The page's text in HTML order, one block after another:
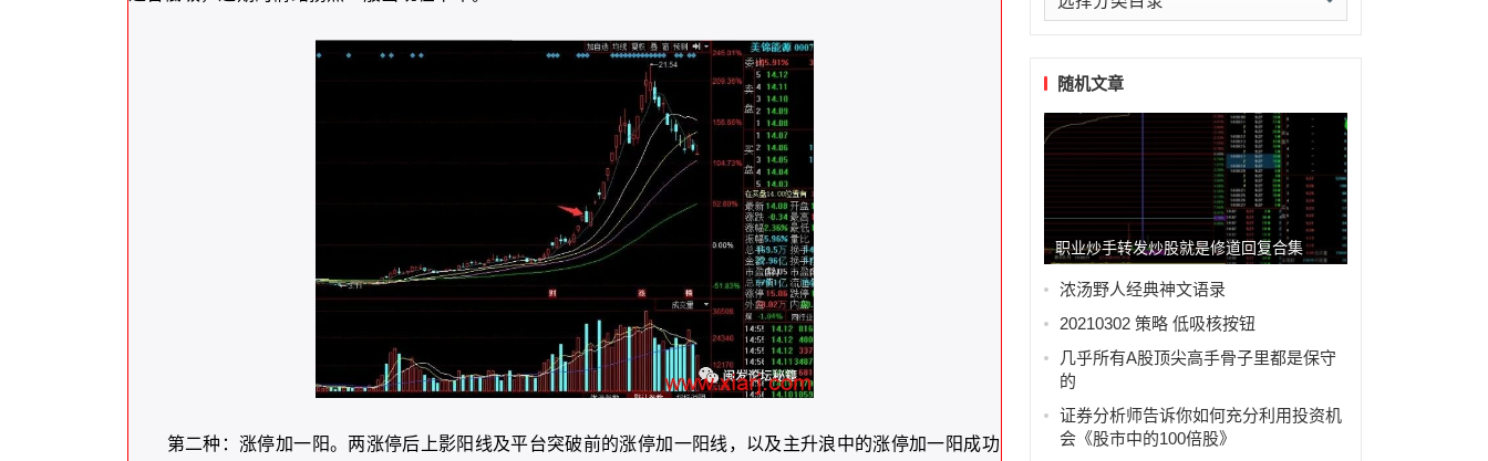
第二种：涨停加一阳。两涨停后上影阳线及平台突破前的涨停加一阳线，以及主升浪中的涨停加一阳成功
章
类随机文章
职业炒手转发炒股就是修道回复合集
浓汤野人经典神文语录
20210302 策略 低吸核按钮
几乎所有A股顶尖高手骨子里都是保守
的
证券分析师告诉你如何充分利用投资机
会《股市中的100倍股》